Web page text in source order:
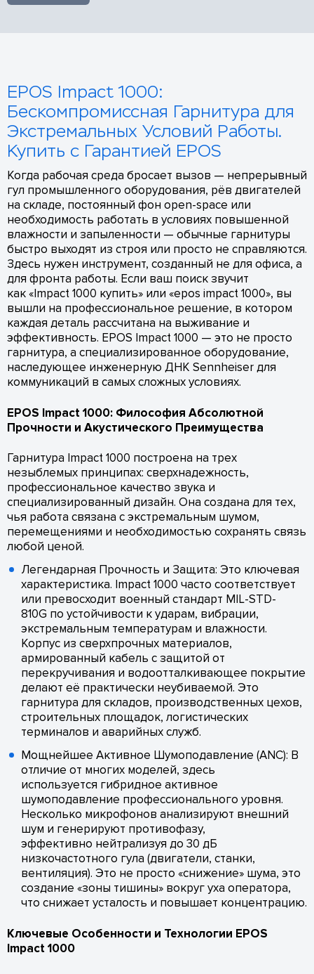
EPOS Impact 1000:
Бескомпромиссная Гарнитура для
Экстремальных Условий Работы.
Купить с Гарантией EPOS
Когда рабочая среда бросает вызов — непрерывный
гул промышленного оборудования, рёв двигателей
на складе, постоянный фон open-space или
необходимость работать в условиях повышенной
влажности и запыленности — обычные гарнитуры
быстро выходят из строя или просто не справляются.
Здесь нужен инструмент, созданный не для офиса, а
для фронта работы. Если ваш поиск звучит
как «Impact 1000 купить» или «epos impact 1000», вы
вышли на профессиональное решение, в котором
каждая деталь рассчитана на выживание и
эффективность. EPOS Impact 1000 — это не просто
гарнитура, а специализированное оборудование,
наследующее инженерную ДНК Sennheiser для
коммуникаций в самых сложных условиях.
EPOS Impact 1000: Философия Абсолютной
Прочности и Акустического Преимущества
Гарнитура Impact 1000 построена на трех
незыблемых принципах: сверхнадежность,
профессиональное качество звука и
специализированный дизайн. Она создана для тех,
чья работа связана с экстремальным шумом,
перемещениями и необходимостью сохранять связь
любой ценой.
Легендарная Прочность и Защита: Это ключевая
характеристика. Impact 1000 часто соответствует
или превосходит военный стандарт MIL-STD-
810G по устойчивости к ударам, вибрации,
экстремальным температурам и влажности.
Корпус из сверхпрочных материалов,
армированный кабель с защитой от
перекручивания и водоотталкивающее покрытие
делают её практически неубиваемой. Это
гарнитура для складов, производственных цехов,
строительных площадок, логистических
терминалов и аварийных служб.
Мощнейшее Активное Шумоподавление (ANC): В
отличие от многих моделей, здесь
используется гибридное активное
шумоподавление профессионального уровня.
Несколько микрофонов анализируют внешний
шум и генерируют противофазу,
эффективно нейтрализуя до 30 дБ
низкочастотного гула (двигатели, станки,
вентиляция). Это не просто «снижение» шума, это
создание «зоны тишины» вокруг уха оператора,
что снижает усталость и повышает концентрацию.
Ключевые Особенности и Технологии EPOS
Impact 1000